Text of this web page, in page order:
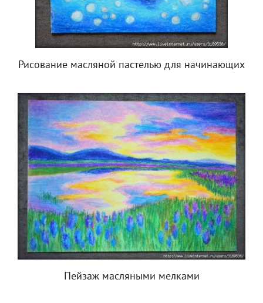
Рисование масляной пастелью для начинающих
Пейзаж масляными мелками